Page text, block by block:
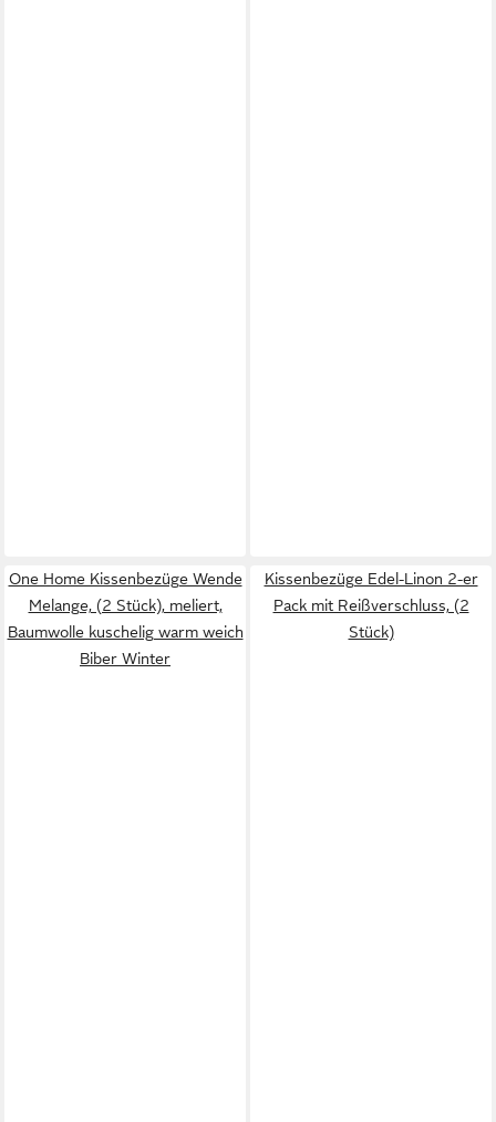
One Home Kissenbezüge Wende
Melange, (2 Stück), meliert,
Baumwolle kuschelig warm weich
Biber Winter
Kissenbezüge Edel-Linon 2-er
Pack mit Reißverschluss, (2
Stück)